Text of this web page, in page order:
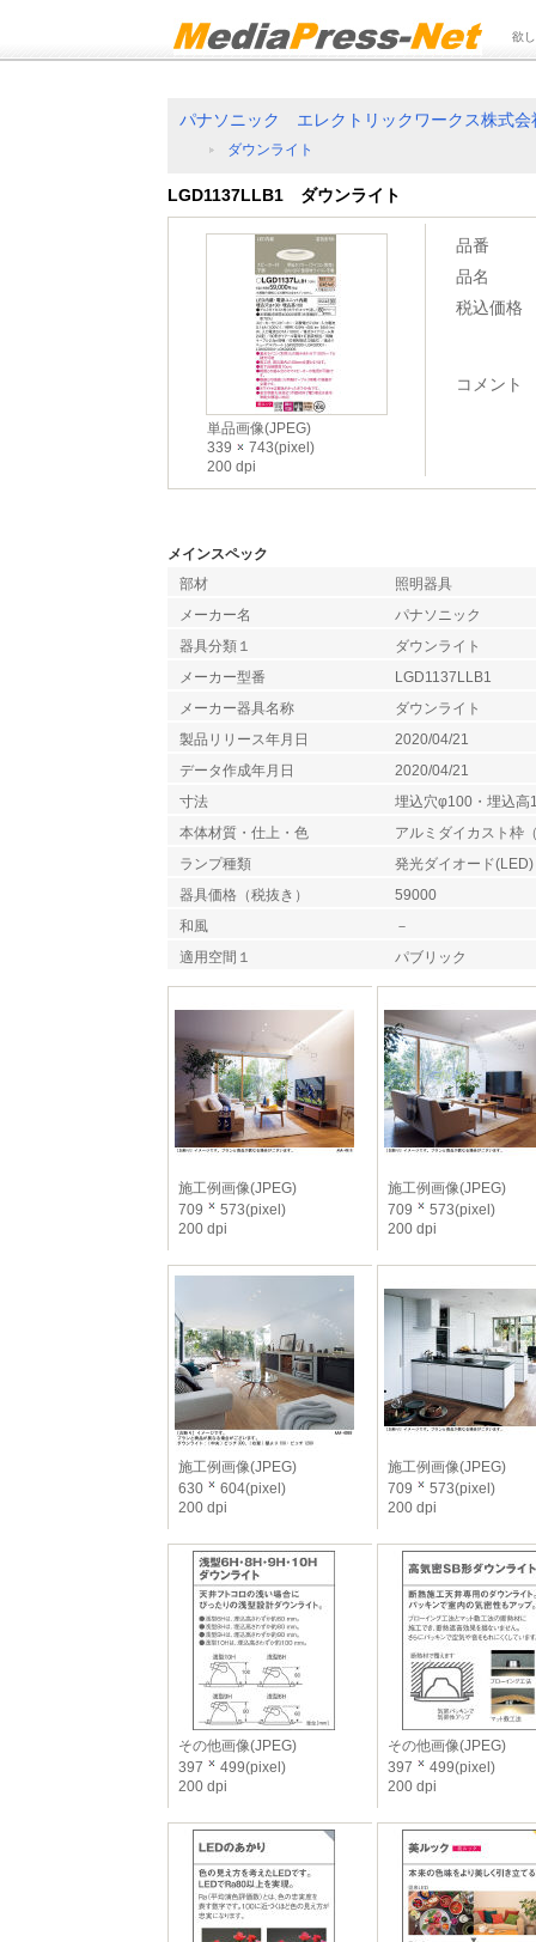
欲
パナソニック エレクトリックワークス株式会
ダウンライト
LGD1137LLB1 ダウンライト
単品画像(JPEG)
339
743(pixel)
200 dpi
品番
品名
税込価格
コメント
メインスペック
部材
照明器具
メーカー名
パナソニック
器具分類１
ダウンライト
メーカー型番
LGD1137LLB1
メーカー器具名称
ダウンライト
製品リリース年月日
2020/04/21
データ作成年月日
2020/04/21
寸法
埋込穴φ100・埋込高
本体材質・仕上・色
アルミダイカスト枠
ランプ種類
発光ダイオード(LED)
器具価格（税抜き）
59000
和風
－
適用空間１
パブリック
施工例画像(JPEG)
709
573(pixel)
200 dpi
施工例画像(JPEG)
709
573(pixel)
200 dpi
施工例画像(JPEG)
630
604(pixel)
200 dpi
施工例画像(JPEG)
709
573(pixel)
200 dpi
その他画像(JPEG)
397
499(pixel)
200 dpi
その他画像(JPEG)
397
499(pixel)
200 dpi